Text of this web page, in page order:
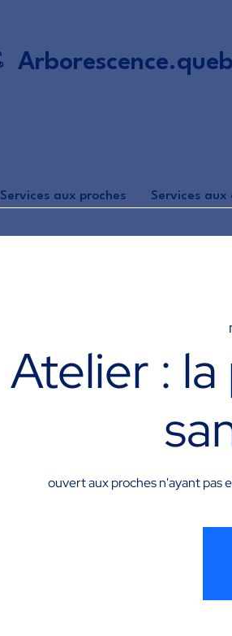
Services aux proches Services
Atelier :
ouvert aux proches n'ayant pas